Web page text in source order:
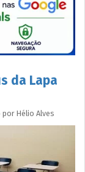
da Lapa
porHélio Alves